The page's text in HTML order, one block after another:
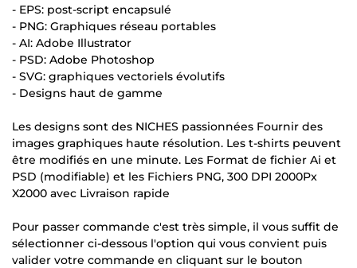
- EPS: post-script encapsulé
- PNG: Graphiques réseau portables
- AI: Adobe Illustrator
- PSD: Adobe Photoshop
- SVG: graphiques vectoriels évolutifs
- Designs haut de gamme
Les designs sont des NICHES passionnées Fournir des
images graphiques haute résolution. Les t-shirts peuvent
être modifiés en une minute. Les Format de fichier Ai et
PSD (modifiable) et les Fichiers PNG, 300 DPI 2000Px
X2000 avec Livraison rapide
Pour passer commande c'est très simple, il vous suffit de
sélectionner ci-dessous l'option qui vous convient puis
valider votre commande en cliquant sur le bouton